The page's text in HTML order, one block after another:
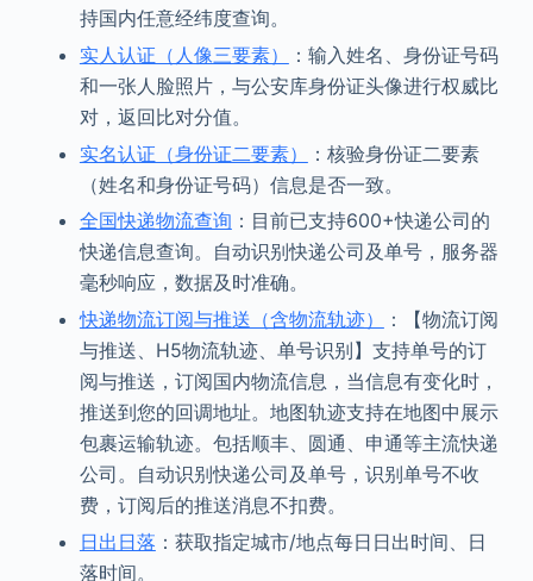
持国内任意经纬度查询。
实人认证（人像三要素）
：输入姓名、身份证号码
和一张人脸照片，与公安库身份证头像进行权威比
对，返回比对分值。
实名认证（身份证二要素）
：核验身份证二要素
（姓名和身份证号码）信息是否一致。
全国快递物流查询 ：目前已支持600+快递公司的
快递信息查询。自动识别快递公司及单号，服务器
毫秒响应，数据及时准确。
快递物流订阅与推送（含物流轨迹）
：【物流订阅
与推送、H5物流轨迹、单号识别】支持单号的订
阅与推送，订阅国内物流信息，当信息有变化时，
推送到您的回调地址。地图轨迹支持在地图中展示
包裹运输轨迹。包括顺丰、圆通、申通等主流快递
公司。自动识别快递公司及单号，识别单号不收
费，订阅后的推送消息不扣费。
日出日落 ：获取指定城市/地点每日日出时间、日
落时间。